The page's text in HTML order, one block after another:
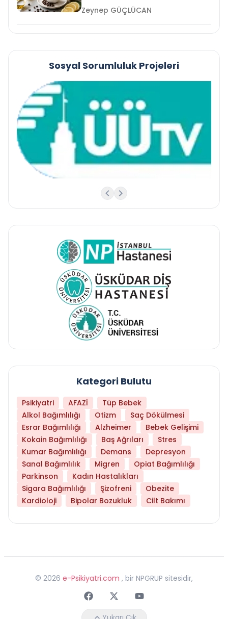
Zeynep GÜÇLÜCAN
Sosyal Sorumluluk Projeleri
Kategori Bulutu
Psikiyatri AFAZİ
Tüp Bebek
Alkol Bağımlılığı
Otizm
Saç Dökülmesi
Esrar Bağımlılığı
Alzheimer
Bebek Gelişimi
Kokain Bağımlılığı
Baş Ağrıları
Stres
Kumar Bağımlılığı
Demans
Depresyon
Sanal Bağımlılık
Migren
Opiat Bağımlılığı
Parkinson
Kadın Hastalıkları
Sigara Bağımlılığı
Şizofreni
Obezite
Kardioloji
Bipolar Bozukluk Cilt Bakımı
© 2026 e-Psikiyatri.com , bir NPGRUP sitesidir,
FaceebokTwitterYoutube